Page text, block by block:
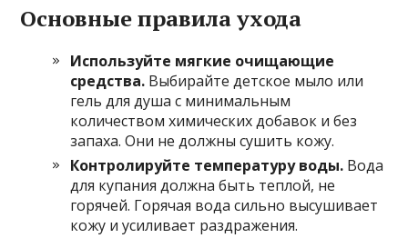
Основные правила ухода
Используйте мягкие очищающие
средства. Выбирайте детское мыло или
гель для душа с минимальным
количеством химических добавок и без
запаха. Они не должны сушить кожу.
Контролируйте температуру воды. Вода
для купания должна быть теплой, не
горячей. Горячая вода сильно высушивает
кожу и усиливает раздражения.